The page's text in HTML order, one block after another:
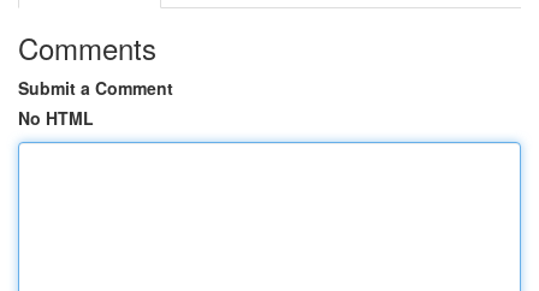
Comments
Submit a Comment
No HTML